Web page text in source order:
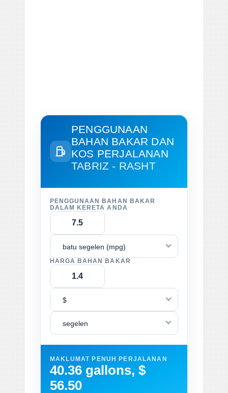
PENGGUNAAN
BAHAN BAKAR DAN
KOS PERJALANAN
TABRIZ - RASHT
PENGGUNAAN BAHAN BAKAR
DALAM KERETA ANDA
batu segelen (mpg)
HARGA BAHAN BAKAR
$
segelen
MAKLUMAT PENUH PERJALANAN
40.36 gallons, $
56.50